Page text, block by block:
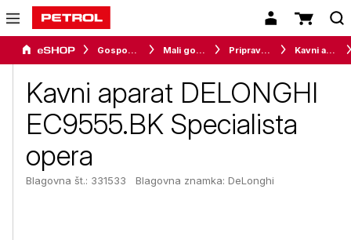
Gospodinjski aparati Mali gospodinjski aparati Priprava napitkov Kavni aparati
Kavni aparat DELONGHI
EC9555.BK Specialista
opera
Blagovna št.: 331533 Blagovna znamka: DeLonghi